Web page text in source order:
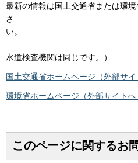
最新の情報は国土交通省または環
さ
い
（掲載されてい
水道検査機関は同じです。）
国土交通省ホームページ（外部サイ
環境省ホームページ（外部サイトへ
このページに関するお